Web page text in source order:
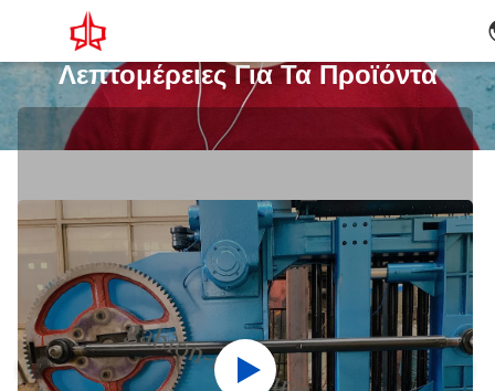
Λεπτομέρειες Για Τα Προϊόντα